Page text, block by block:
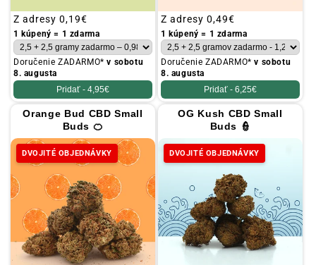
Obvyklá
cena
Z adresy 0,19€
1 kúpený = 1 zdarma
Doručenie ZADARMO*v sobotu
8. augusta
Pridať - 4,95€
Obvyklá
cena
Z adresy 0,49€
1 kúpený = 1 zdarma
Doručenie ZADARMO*v sobotu
8. augusta
Pridať - 6,25€
Orange Bud CBD Small
Buds 🍊
DVOJITÉ OBJEDNÁVKY
OG Kush CBD Small
Buds 👮
DVOJITÉ OBJEDNÁVKY